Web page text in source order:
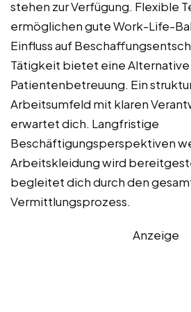
stehen zur Verfügung. Flexible
ermöglichen gute Work-Life-
Einfluss auf
Tätigkeit bietet eine
Patientenbetreuung. Ein
Arbeitsumfeld mit klaren
erwartet dich. Langfristige
Beschäftigungsperspektiven
Arbeitskleidung wird
begleitet dich durch den
Vermittlungsprozess.
Anzeige